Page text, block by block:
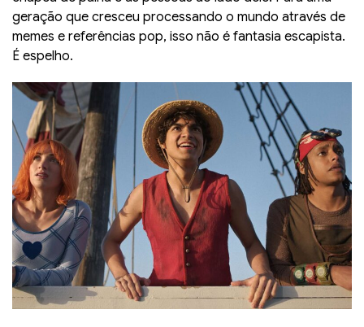
geração que cresceu processando o mundo através de
memes e referências pop, isso não é fantasia escapista.
É espelho.